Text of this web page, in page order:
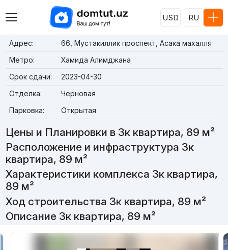
USD RU
Адрес:
66, Мустакиллик проспект, Асака махалля
Метро:
Хамида Алимджана
Срок сдачи:
2023-04-30
Отделка:
Черновая
Парковка:
Открытая
Цены и Планировки в 3к квартира, 89 м²
Расположение и инфраструктура 3к
квартира, 89 м²
Характеристики комплекса 3к квартира,
89 м²
Ход строительства 3к квартира, 89 м²
Описание 3к квартира, 89 м²